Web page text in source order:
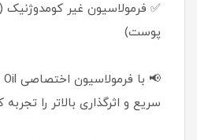
✅ فرمولاسیون غیر کومدوژنیک
پوست)
سریع و اثرگذاری بالاتر را تجربه